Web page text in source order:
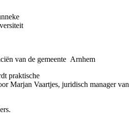
van de gemeente Arnhem
praktische
Marjan Vaartjes, juridisch manager van